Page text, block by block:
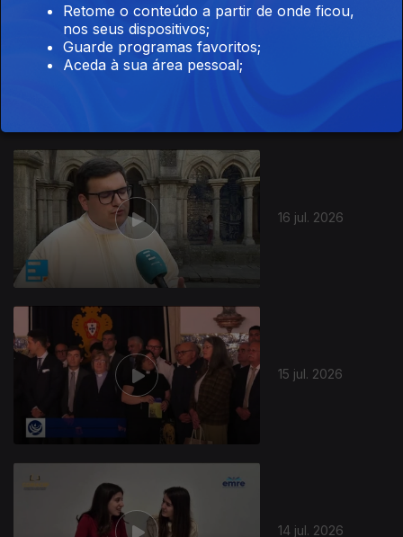
16 jul. 2026
15 jul. 2026
14 jul. 2026
Retome o conteúdo a partir de onde ficou,
nos seus dispositivos;
Guarde programas favoritos;
Aceda à sua área pessoal;